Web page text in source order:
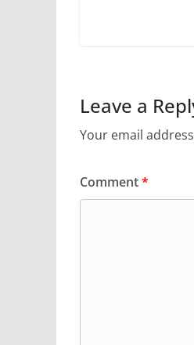
Leave a
Your email
Comment*